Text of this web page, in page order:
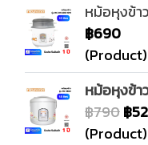
หม้อหุงข้า
฿690
(Product)
หม้อหุงข้า
฿790฿
(Product)